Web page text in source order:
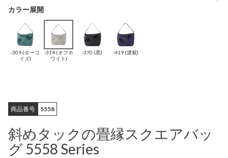
ブラウス
インナー パンツ
（無地）
（レーヨン76％、ポリエステル18％、
シルク4％、ポリウレタン2%）
（レーヨン76%、
シルク4%
麻（無地）
（綿56％、ポリエステル：18％、
麻12%、ラミー12%、
麻プラス（ボーダー）
（綿56%、ポリエステル18%、
-309 (ターコ
イズ)
-314 (オフホ
ワイト)
-370 (黒) -419 (濃紫)
商品番号 5558
斜めタックの畳縁スクエアバッ
グ 5558 Series